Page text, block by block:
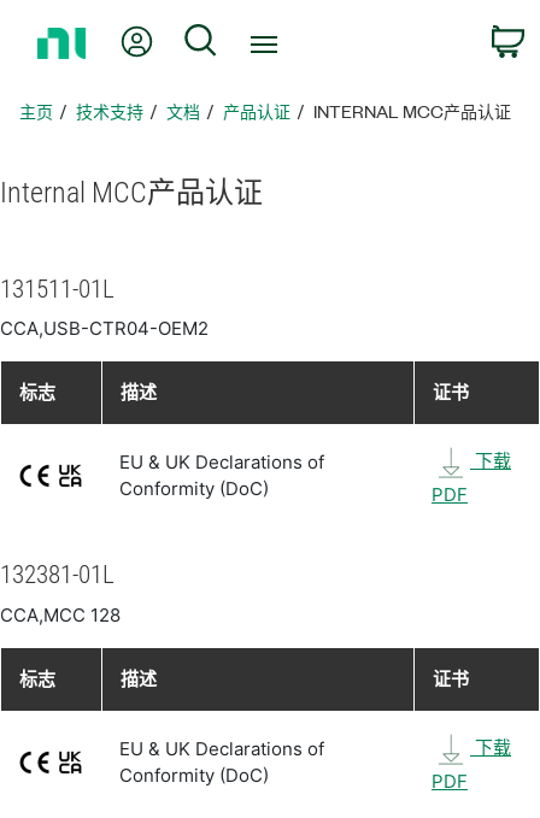
页
我的账户 搜索
主页 技术支持 文档 产品认证 INTERNAL MCC产品认证
Internal MCC产品认证
131511-01L
CCA,USB-CTR04-OEM2
标志 描述 证书
EU & UK Declarations of
Conformity (DoC)
下载
PDF
132381-01L
CCA,MCC 128
标志 描述 证书
EU & UK Declarations of
Conformity (DoC)
下载
PDF